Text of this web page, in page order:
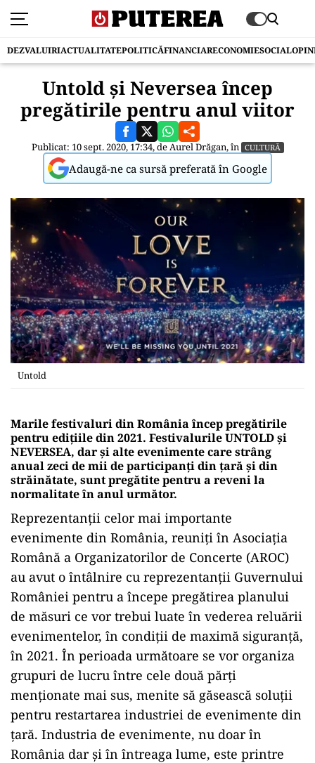
DEZVALUIRIACTUALITATEPOLITICĂFINANCIARECONOMIESOCIAL
Untold și Neversea încep
pregătirile pentru anul viitor
Publicat: 10 sept. 2020, 17:34, deAurel Drăgan, în CULTURĂ
Adaugă-ne ca sursă preferată în Google
Untold
Marile festivaluri din România încep pregătirile
pentru edițiile din 2021. Festivalurile UNTOLD și
NEVERSEA, dar și alte evenimente care strâng
anual zeci de mii de participanți din țară și din
străinătate, sunt pregătite pentru a reveni la
normalitate în anul următor.
Reprezentanții celor mai importante
evenimente din România, reuniți în Asociația
Română a Organizatorilor de Concerte (AROC)
au avut o întâlnire cu reprezentanții Guvernului
României pentru a începe pregătirea planului
de măsuri ce vor trebui luate în vederea reluării
evenimentelor, în condiții de maximă siguranță,
în 2021. În perioada următoare se vor organiza
grupuri de lucru între cele două părți
menționate mai sus, menite să găsească soluții
pentru restartarea industriei de evenimente din
țară. Industria de evenimente, nu doar în
România dar și în întreaga lume, este printre